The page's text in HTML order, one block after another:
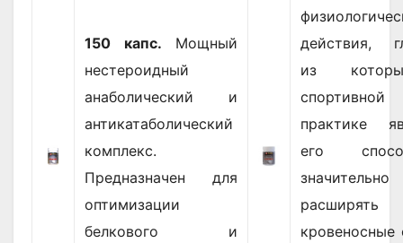
150 капс. Мощный
нестероидный
анаболический и
антикатаболический
комплекс.
Предназначен для
оптимизации
белкового и
действия,
из
спортивной
практике
его
значительно
расширять
кровеносные